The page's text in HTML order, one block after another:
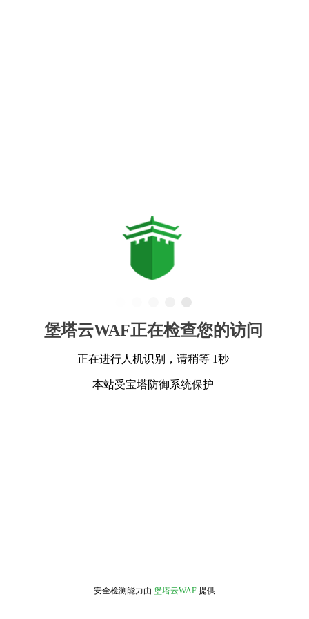
堡塔云WAF正在检查您的访问
正在进行人机识别，请稍等 1秒
本站受宝塔防御系统保护
安全检测能力由 堡塔云WAF 提供